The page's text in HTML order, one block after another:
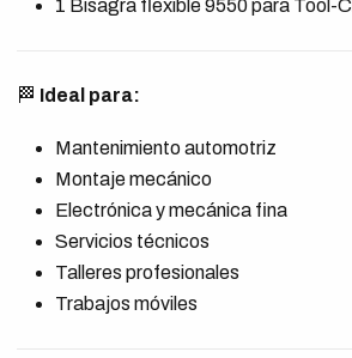
1 Bisagra flexible 9550 para Tool-
🏁 Ideal para:
Mantenimiento automotriz
Montaje mecánico
Electrónica y mecánica fina
Servicios técnicos
Talleres profesionales
Trabajos móviles